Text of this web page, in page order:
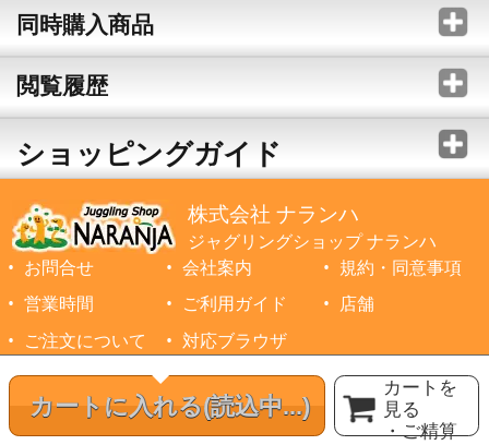
カートに入れる(読込中...)
カートを
見る
・ご精算
同時購入商品
閲覧履歴
ショッピングガイド
株式会社 ナランハ
ジャグリングショップ ナランハ
お問合せ
会社案内
規約・同意事項
営業時間
ご利用ガイド
店舗
ご注文について
対応ブラウザ
©1999-2026 NARANJA Inc. All Rights Reserved.